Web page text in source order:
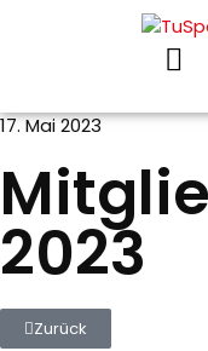
Verein
Kindeswohl
17. Mai 2023
2023
Zurück